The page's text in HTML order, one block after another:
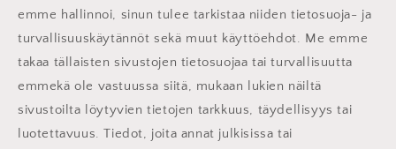
emme hallinnoi, sinun tulee tarkistaa niiden tietosuoja- ja
turvallisuuskäytännöt sekä muut käyttöehdot. Me emme
takaa tällaisten sivustojen tietosuojaa tai turvallisuutta
emmekä ole vastuussa siitä, mukaan lukien näiltä
sivustoilta löytyvien tietojen tarkkuus, täydellisyys tai
luotettavuus. Tiedot, joita annat julkisissa tai